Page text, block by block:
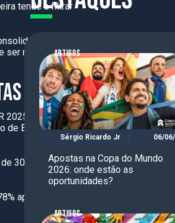
tende a filtrar
uma base
ser marginal e passou
2025 revelou que um
de Estudos do Núcleo
30 milhões de
apostaram,
ARTIGOS
Sérgio Ricardo Jr 06/
Apostas na Copa do Mundo
2026: onde estão as
oportunidades?
ARTIGOS